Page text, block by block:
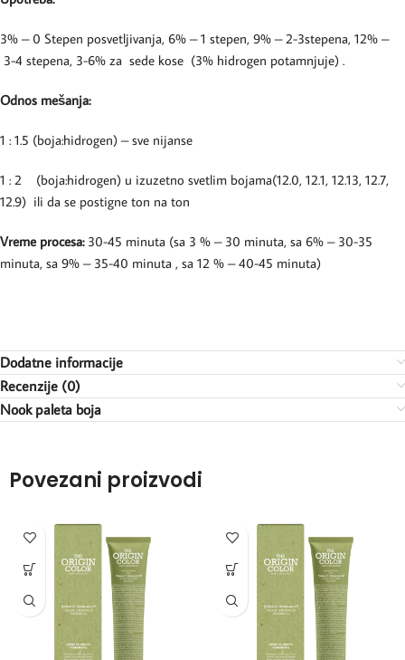
3% – 0 Stepen posvetljivanja, 6% – 1 stepen, 9% – 2-3stepena, 12% –
3-4 stepena, 3-6% za sede kose (3% hidrogen potamnjuje) .
Odnos mešanja:
1 : 1.5 (boja:hidrogen) – sve nijanse
1 : 2 (boja:hidrogen) u izuzetno svetlim bojama(12.0, 12.1, 12.13, 12.7,
12.9) ili da se postigne ton na ton
Vreme procesa:30-45 minuta (sa 3 % – 30 minuta, sa 6% – 30-35
minuta, sa 9% – 35-40 minuta , sa 12 % – 40-45 minuta)
Dodatne informacije
Recenzije (0)
Nook paleta boja
Povezani proizvodi